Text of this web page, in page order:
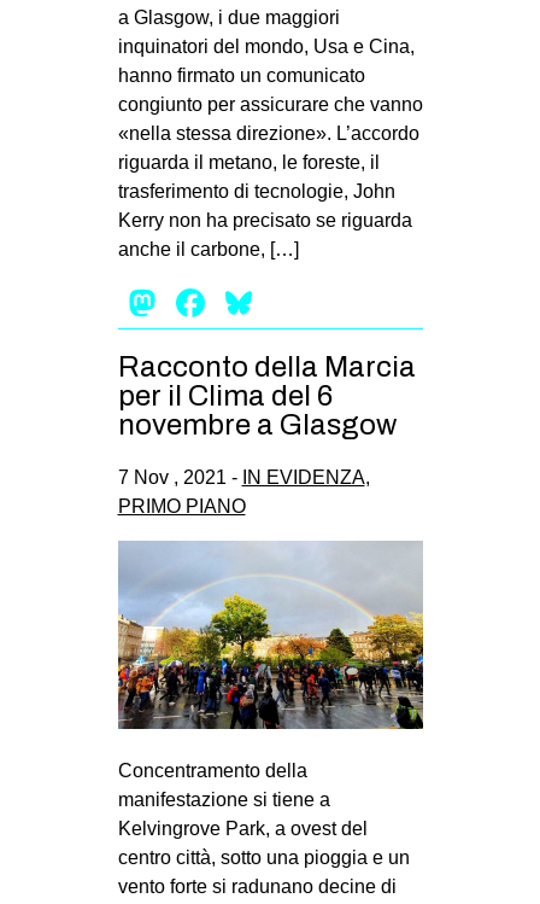
a Glasgow, i due maggiori
inquinatori del mondo, Usa e Cina,
hanno firmato un comunicato
congiunto per assicurare che vanno
«nella stessa direzione». L’accordo
riguarda il metano, le foreste, il
trasferimento di tecnologie, John
Kerry non ha precisato se riguarda
anche il carbone, […]
Mastodon
Facebook
Racconto della Marcia
per il Clima del 6
novembre a Glasgow
7 Nov , 2021 - IN EVIDENZA,
PRIMO PIANO
Concentramento della
manifestazione si tiene a
Kelvingrove Park, a ovest del
centro città, sotto una pioggia e un
vento forte si radunano decine di